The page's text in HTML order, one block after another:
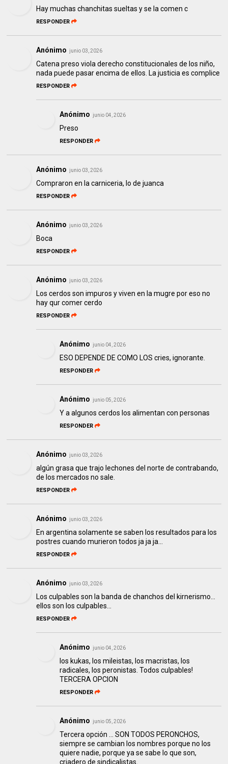
Hay muchas chanchitas sueltas y se la comen c
RESPONDER
Anónimo junio 03, 2026
Catena preso viola derecho constitucionales de los niño,
nada puede pasar encima de ellos. La justicia es complice
RESPONDER
Anónimo junio 04, 2026
Preso
RESPONDER
Anónimo junio 03, 2026
Compraron en la carniceria, lo de juanca
RESPONDER
Anónimo junio 03, 2026
Boca
RESPONDER
Anónimo junio 03, 2026
Los cerdos son impuros y viven en la mugre por eso no
hay qur comer cerdo
RESPONDER
Anónimo junio 04, 2026
ESO DEPENDE DE COMO LOS cries, ignorante.
RESPONDER
Anónimo junio 05, 2026
Y a algunos cerdos los alimentan con personas
RESPONDER
Anónimo junio 03, 2026
algún grasa que trajo lechones del norte de contrabando,
de los mercados no sale.
RESPONDER
Anónimo junio 03, 2026
En argentina solamente se saben los resultados para los
postres cuando murieron todos ja ja ja...
RESPONDER
Anónimo junio 03, 2026
Los culpables son la banda de chanchos del kirnerismo...
ellos son los culpables...
RESPONDER
Anónimo junio 04, 2026
los kukas, los mileistas, los macristas, los
radicales, los peronistas. Todos culpables!
TERCERA OPCION
RESPONDER
Anónimo junio 05, 2026
Tercera opción ... SON TODOS PERONCHOS,
siempre se cambian los nombres porque no los
quiere nadie, porque ya se sabe lo que son,
criadero de sindicalistas.